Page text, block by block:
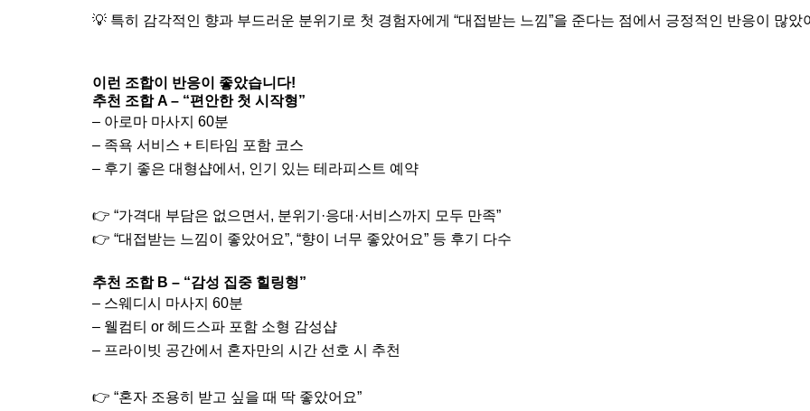
💡 특히 감각적인 향과 부드러운 분위기로 첫 경험자에게 “대접받는 느낌”을 준다는 점에서 긍정적인 반응이 많았
이런 조합이 반응이 좋았습니다!
추천 조합 A – “편안한 첫 시작형”
– 아로마 마사지 60분
– 족욕 서비스 + 티타임 포함 코스
– 후기 좋은 대형샵에서, 인기 있는 테라피스트 예약
👉 “가격대 부담은 없으면서, 분위기·응대·서비스까지 모두 만족”
👉 “대접받는 느낌이 좋았어요”, “향이 너무 좋았어요” 등 후기 다수
추천 조합 B – “감성 집중 힐링형”
– 스웨디시 마사지 60분
– 웰컴티 or 헤드스파 포함 소형 감성샵
– 프라이빗 공간에서 혼자만의 시간 선호 시 추천
👉 “혼자 조용히 받고 싶을 때 딱 좋았어요”